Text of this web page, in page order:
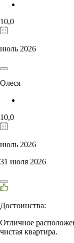
10,0
июль 2026
Олеся
10,0
июль 2026
31 июля 2026
Достоинства:
Отличное
чистая квартира.